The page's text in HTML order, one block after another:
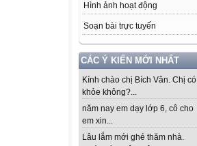
Hình ảnh hoạt động
Soạn bài trực tuyến
CÁC Ý KIẾN MỚI NHẤT
Kính chào chị Bích Vân. Chị có
khỏe không?...
năm nay em dạy lớp 6, cô cho
em xin...
Lâu lắm mới ghé thăm nhà.